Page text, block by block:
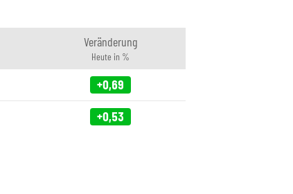
Veränderung
Heute in %
+0,69
+0,53